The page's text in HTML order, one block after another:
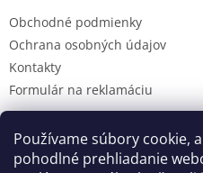
Používame súbory cookie,
pohodlné prehliadanie
Obchodné podmienky
Ochrana osobných údajov
Kontakty
Formulár na reklamáciu
Kontakty